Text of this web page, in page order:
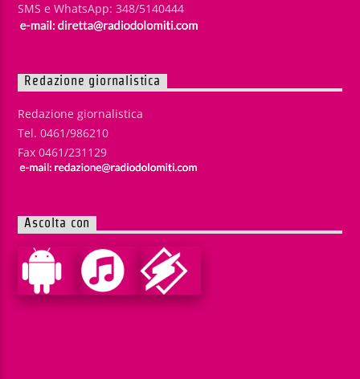
SMS e WhatsApp: 348/5140444
Redazione giornalistica
Redazione giornalistica
Tel. 0461/986210
Fax 0461/231129
Ascolta con